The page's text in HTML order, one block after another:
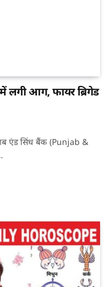
लगी आग, फायर ब्रिगेड
एंड सिंध बैंक (Punjab &